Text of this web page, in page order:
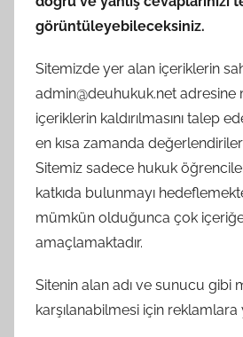
görüntüleyebileceksiniz.
Sitemizde yer alan içeriklerin
admin@deuhukuk.net adresine
içeriklerin kaldırılmasını talep
en kısa zamanda
Sitemiz sadece hukuk
katkıda bulunmayı
mümkün olduğunca çok
amaçlamaktadır.
Sitenin alan adı ve sunucu gibi
karşılanabilmesi için